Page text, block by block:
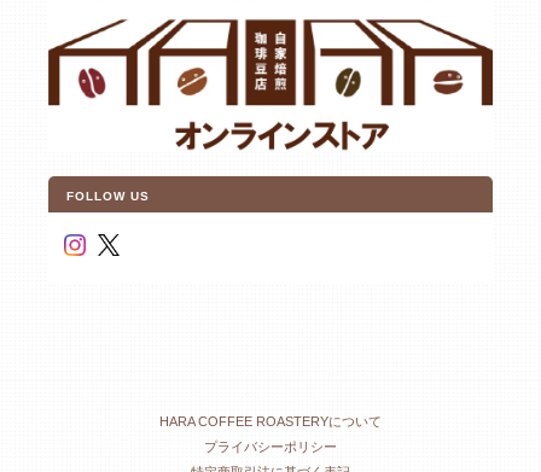
FOLLOW US
HARA COFFEE ROASTERYについて
プライバシーポリシー